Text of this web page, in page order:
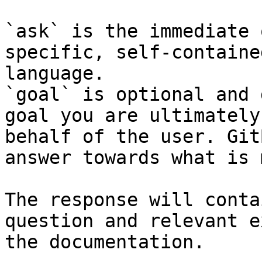
`ask` is the
specific, self-
language.
`goal` is optional and
goal you are
behalf of the user.
answer towards what
The response will
question and relevant
the documentation.